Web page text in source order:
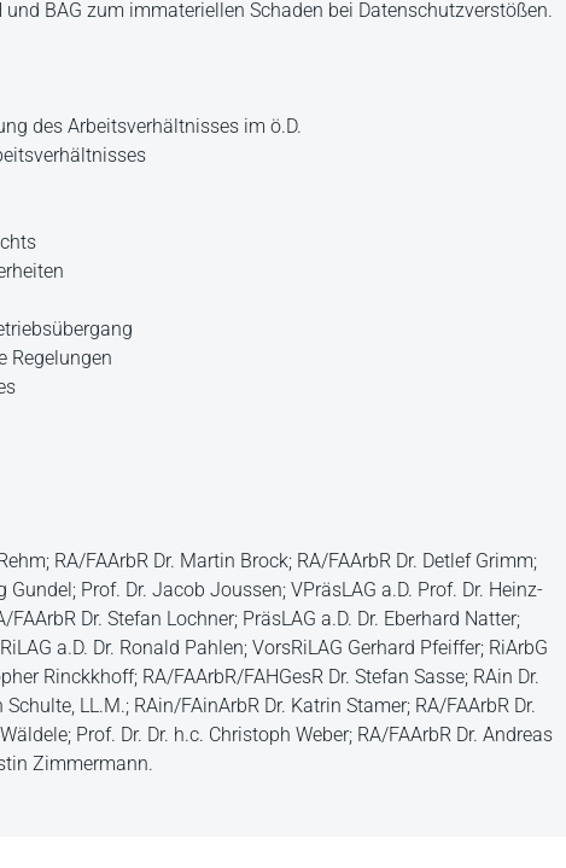
BAG zum immateriellen Schaden bei Datenschutzverstößen.
des Arbeitsverhältnisses im ö.D.
Regelungen
RA/FAArbR Dr. Martin Brock; RA/FAArbR Dr. Detlef Grimm;
Gundel; Prof. Dr. Jacob Joussen; VPräsLAG a.D. Prof. Dr. Heinz-
Dr. Stefan Lochner; PräsLAG a.D. Dr. Eberhard Natter;
a.D. Dr. Ronald Pahlen; VorsRiLAG Gerhard Pfeiffer; RiArbG
Rinckkhoff; RA/FAArbR/FAHGesR Dr. Stefan Sasse; RAin Dr.
LL.M.; RAin/FAinArbR Dr. Katrin Stamer; RA/FAArbR Dr.
Prof. Dr. Dr. h.c. Christoph Weber; RA/FAArbR Dr. Andreas
Zimmermann.